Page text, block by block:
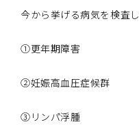
今から挙げる病気を検査
①更年期障害
②妊娠高血圧症候群
③リンパ浮腫